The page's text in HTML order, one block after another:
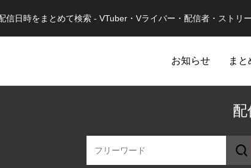
信日時をまとめて検索 - VTuber・Vライバー・配信者・ストリ
お知らせ まと
配